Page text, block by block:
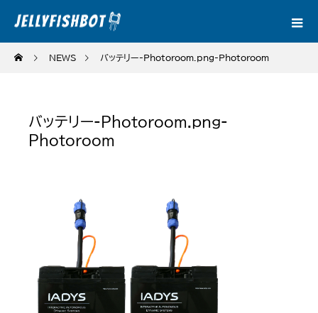
NEWS バッテリー-Photoroom.png-Photoroom
バッテリー-Photoroom.png-
Photoroom